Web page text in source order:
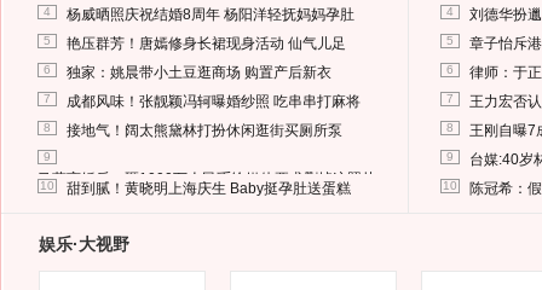
4 杨威晒照庆祝结婚8周年 杨阳洋轻抚妈妈孕肚
5 艳压群芳！唐嫣修身长裙现身活动 仙气儿足
6 独家：姚晨带小土豆逛商场 购置产后新衣
7 成都风味！张靓颖冯轲曝婚纱照 吃串串打麻将
8 接地气！阔太熊黛林打扮休闲逛街买厕所泵
9
马蓉离婚后，砸1000万人民币给媒体要求删掉这照片
10 甜到腻！黄晓明上海庆生 Baby挺孕肚送蛋糕
4 刘德华扮
5 章子怡斥
6 律师：于
7 王力宏否
8 王刚自曝7
9 台媒:40岁
10 陈冠希：
娱乐·大视野